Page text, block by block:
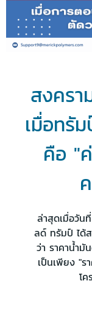
สงครา
เมื่อทรั
คือ "
ล่าสุดเมื่อวัน
ลด์ ทรัมป์ ได้ส
ว่า ราคาน้ำมั
เป็นเพียง "
โ